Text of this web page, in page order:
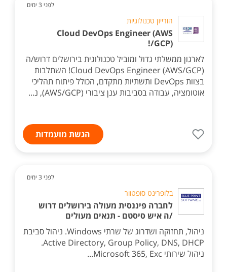
לפני 3 ימים
הורייזן טכנולוגיות
Cloud DevOps Engineer (AWS
/GCP)!
לארגון ממשלתי גדול ומוביל טכנולוגית בירושלים דרוש/ה
Cloud DevOps Engineer (AWS/GCP)! השתלבות
בצוות DevOps ותשתיות מתקדם, הכולל פיתוח תהליכי
אוטומציה, עבודה בסביבות ענן ציבורי (AWS/GCP), נ...
הגשת מועמדות
לפני 3 ימים
בלופרינט סופטוור
לחברה פיננסית מעולה בירושלים דרוש
/ה איש סיסטם - תנאים מעולים
ניהול, תחזוקה ושדרוג של שרתי Windows. ניהול סביבת
Active Directory, Group Policy, DNS, DHCP.
ניהול שירותי Microsoft 365, Exc...